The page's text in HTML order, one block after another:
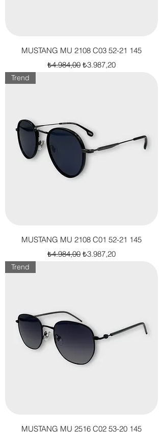
MUSTANG MU 2108 C03 52-21 145
Normal Fiyat
₺4.984,00 İndirimli Fiyat
₺3.987,20
Trend
MUSTANG MU 2108 C01 52-21 145
Normal Fiyat
₺4.984,00 İndirimli Fiyat
₺3.987,20
Trend
MUSTANG MU 2516 C02 53-20 145